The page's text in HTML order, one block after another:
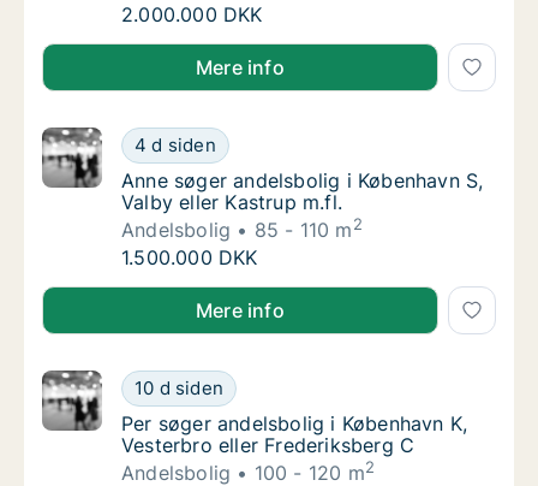
Jane søger andelsbolig i Roskilde
2.000.000 DKK
Jane søger andelsbolig i Roskilde
Mere info
Anne søger andelsbolig i København S,
4 d siden
Anne søger andelsbolig i København S,
Anne søger andelsbolig i København S,
Valby eller Kastrup m.fl.
Andelsbolig
85 - 110 m2
Anne søger andelsbolig i København S,
1.500.000 DKK
Anne søger andelsbolig i København S, Valby eller
Mere info
Per søger andelsbolig i København K,
10 d siden
Per søger andelsbolig i København K,
Per søger andelsbolig i København K,
Vesterbro eller Frederiksberg C
Andelsbolig
100 - 120 m2